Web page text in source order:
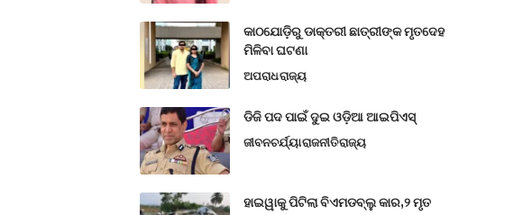
କାଠଯୋଡ଼ିରୁ ଡାକ୍ତରୀ ଛାତ୍ରୀଙ୍କ ମୃତଦେହ
ମିଳିବା ଘଟଣା
ଅପରାଧରାଜ୍ୟ
ଡିଜି ପଦ ପାଇଁ ଦୁଇ ଓଡ଼ିଆ ଆଇପିଏସ୍
ଜୀବନଚର୍ଯ୍ୟାରାଜନୀତିରାଜ୍ୟ
ହାଇୱାକୁ ପିଟିଲା ବିଏମଡବ୍ଲୁ କାର,୨ ମୃତ